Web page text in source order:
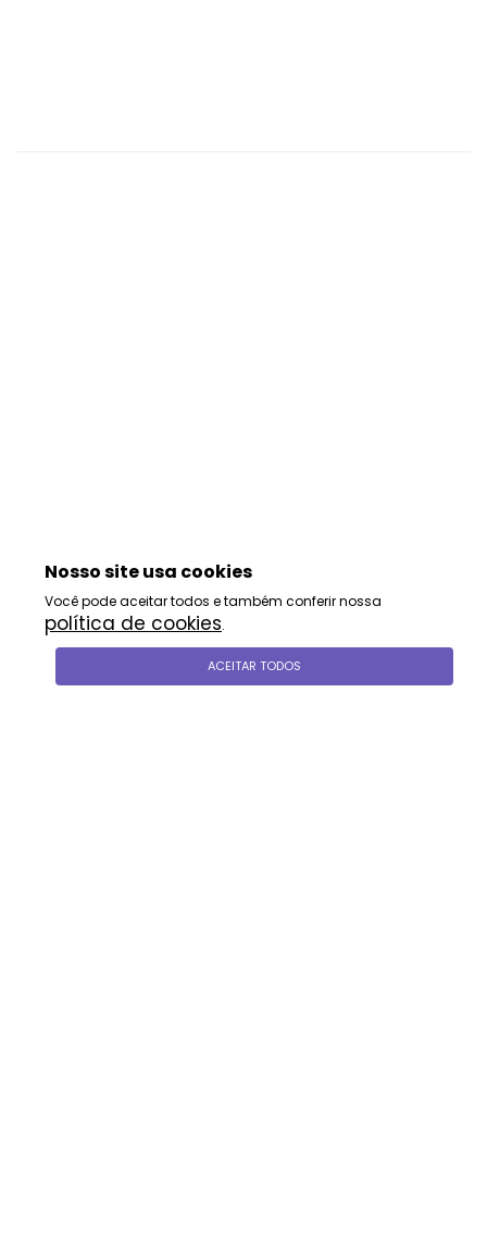
Nosso site usa cookies
Você pode aceitar todos e também conferir nossa
política de cookies.
ACEITAR TODOS